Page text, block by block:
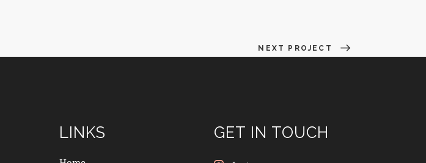
NEXT PROJECT
LINKS GET IN TOUCH